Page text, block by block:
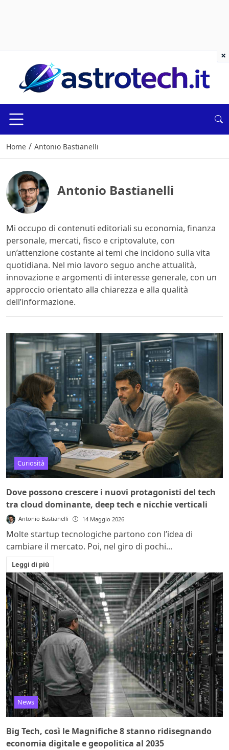
Home / Antonio Bastianelli
Antonio Bastianelli
Mi occupo di contenuti editoriali su economia, finanza
personale, mercati, fisco e criptovalute, con
un’attenzione costante ai temi che incidono sulla vita
quotidiana. Nel mio lavoro seguo anche attualità,
innovazione e argomenti di interesse generale, con un
approccio orientato alla chiarezza e alla qualità
dell’informazione.
Curiosità
Dove possono crescere i nuovi protagonisti del tech
tra cloud dominante, deep tech e nicchie verticali
Antonio Bastianelli 14 Maggio 2026
Molte startup tecnologiche partono con l’idea di
cambiare il mercato. Poi, nel giro di pochi...
Leggi di più
News
Big Tech, così le Magnifiche 8 stanno ridisegnando
economia digitale e geopolitica al 2035
×